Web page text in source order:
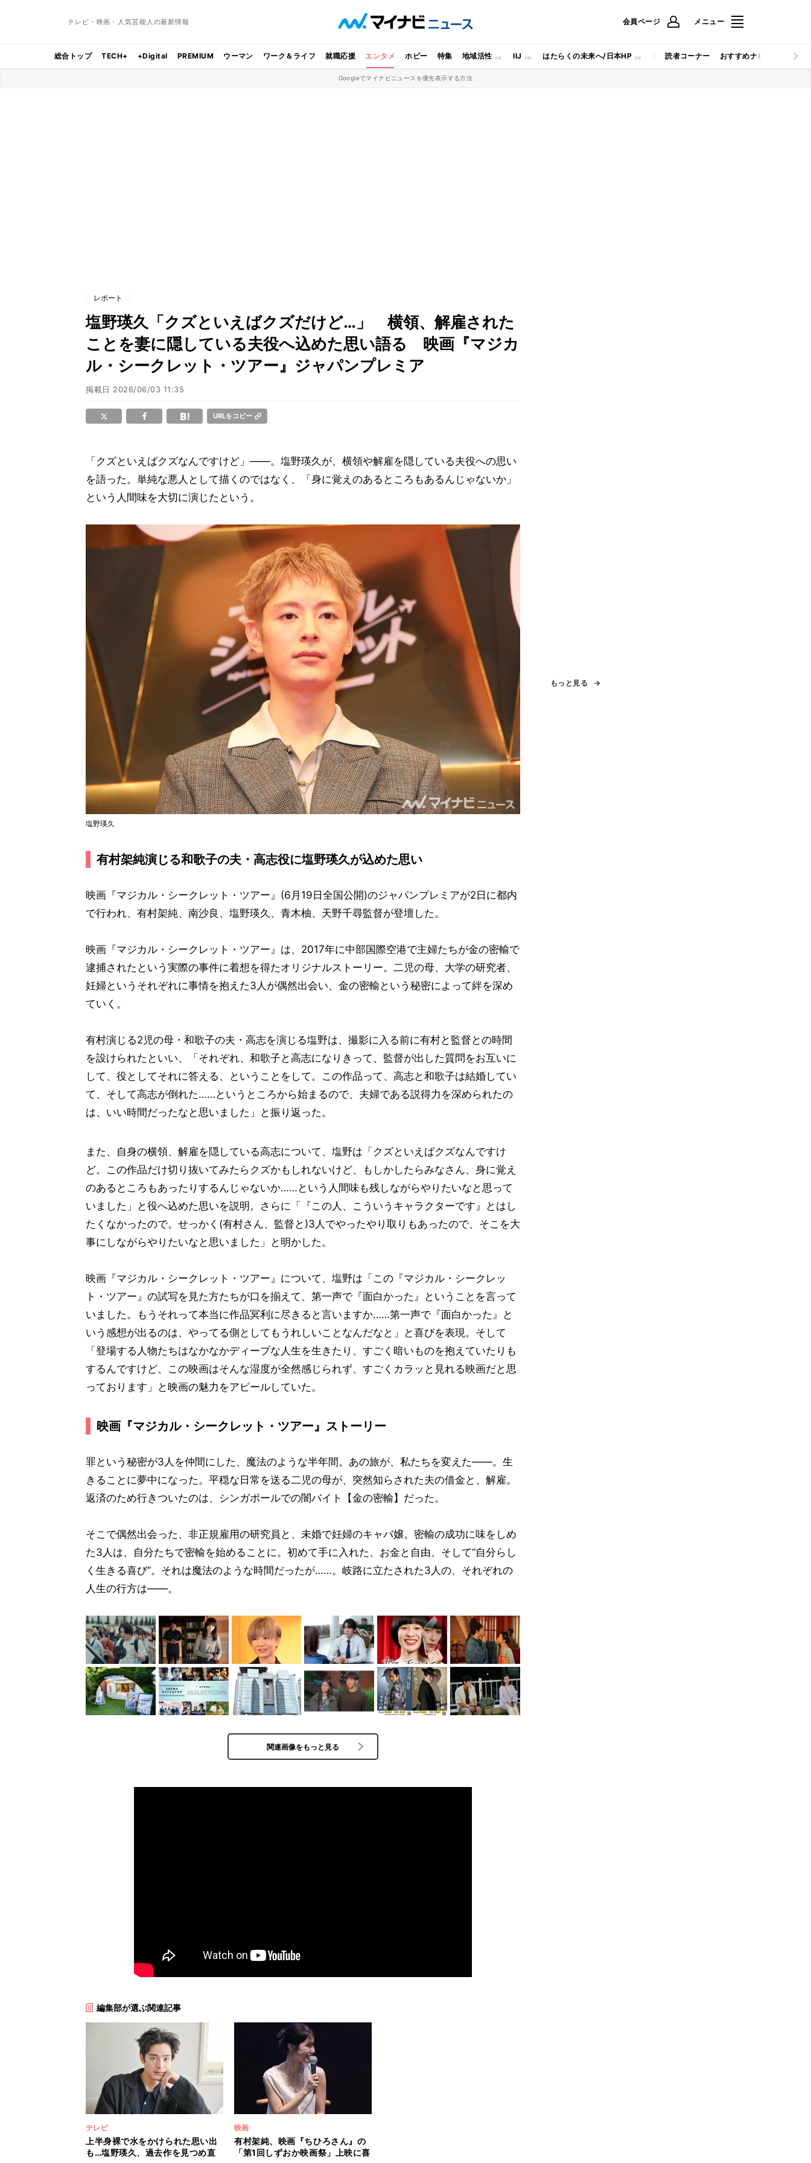
テレビ・映画・人気芸能人の最新情報 会員ページ メニュー
総合トップ TECH+ +Digital PREMIUM ウーマン ワーク＆ライフ 就職応援 エンタメ ホビー 特集 地域活性 IIJ はたらくの未来へ/日本HP 読者コーナー おすすめナビ マイナビ
Googleでマイナビニュースを優先表示する方法
レポート
塩野瑛久「クズといえばクズだけど…」 横領、解雇された
ことを妻に隠している夫役へ込めた思い語る 映画『マジカ
ル・シークレット・ツアー』ジャパンプレミア
掲載日 2026/06/03 11:35
URLをコピー
「クズといえばクズなんですけど」――。塩野瑛久が、横領や解雇を隠している夫役への思い
を語った。単純な悪人として描くのではなく、「身に覚えのあるところもあるんじゃないか」
という人間味を大切に演じたという。
塩野瑛久
有村架純演じる和歌子の夫・高志役に塩野瑛久が込めた思い
映画『マジカル・シークレット・ツアー』(6月19日全国公開)のジャパンプレミアが2日に都内
で行われ、有村架純、南沙良、塩野瑛久、青木柚、天野千尋監督が登壇した。
映画『マジカル・シークレット・ツアー』は、2017年に中部国際空港で主婦たちが金の密輸で
逮捕されたという実際の事件に着想を得たオリジナルストーリー。二児の母、大学の研究者、
妊婦というそれぞれに事情を抱えた3人が偶然出会い、金の密輸という秘密によって絆を深め
ていく。
有村演じる2児の母・和歌子の夫・高志を演じる塩野は、撮影に入る前に有村と監督との時間
を設けられたといい、「それぞれ、和歌子と高志になりきって、監督が出した質問をお互いに
して、役としてそれに答える、ということをして。この作品って、高志と和歌子は結婚してい
て、そして高志が倒れた……というところから始まるので、夫婦である説得力を深められたの
は、いい時間だったなと思いました」と振り返った。
また、自身の横領、解雇を隠している高志について、塩野は「クズといえばクズなんですけ
ど。この作品だけ切り抜いてみたらクズかもしれないけど、もしかしたらみなさん、身に覚え
のあるところもあったりするんじゃないか……という人間味も残しながらやりたいなと思って
いました」と役へ込めた思いを説明。さらに「『この人、こういうキャラクターです』とはし
たくなかったので。せっかく(有村さん、監督と)3人でやったやり取りもあったので、そこを大
事にしながらやりたいなと思いました」と明かした。
映画『マジカル・シークレット・ツアー』について、塩野は「この『マジカル・シークレッ
ト・ツアー』の試写を見た方たちが口を揃えて、第一声で『面白かった』ということを言って
いました。もうそれって本当に作品冥利に尽きると言いますか……第一声で『面白かった』と
いう感想が出るのは、やってる側としてもうれしいことなんだなと」と喜びを表現。そして
「登場する人物たちはなかなかディープな人生を生きたり、すごく暗いものを抱えていたりも
するんですけど、この映画はそんな湿度が全然感じられず、すごくカラッと見れる映画だと思
っております」と映画の魅力をアピールしていた。
映画『マジカル・シークレット・ツアー』ストーリー
罪という秘密が3人を仲間にした、魔法のような半年間。あの旅が、私たちを変えた――。生
きることに夢中になった。平穏な日常を送る二児の母が、突然知らされた夫の借金と、解雇。
返済のため行きついたのは、シンガポールでの闇バイト【金の密輸】だった。
そこで偶然出会った、非正規雇用の研究員と、未婚で妊婦のキャバ嬢。密輸の成功に味をしめ
た3人は、自分たちで密輸を始めることに。初めて手に入れた、お金と自由、そして“自分らし
く生きる喜び”。それは魔法のような時間だったが……。岐路に立たされた3人の、それぞれの
人生の行方は――。
関連画像をもっと見る
編集部が選ぶ関連記事
テレビ
上半身裸で水をかけられた思い出
も…塩野瑛久、過去作を見つめ直
映画
有村架純、映画『ちひろさん』の
「第1回しずおか映画祭」上映に喜
もっと見る